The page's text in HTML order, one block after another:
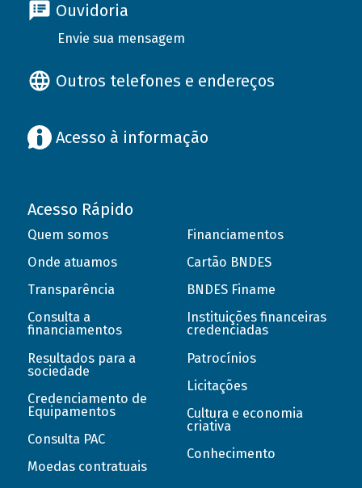
Ouvidoria
Envie sua mensagem
Outros telefones e endereços
Acesso à informação
Acesso Rápido
Quem somos
Onde atuamos
Transparência
Consulta a
financiamentos
Resultados para a
sociedade
Credenciamento de
Equipamentos
Consulta PAC
Moedas contratuais
Financiamentos
Cartão BNDES
BNDES Finame
Instituições financeiras
credenciadas
Patrocínios
Licitações
Cultura e economia
criativa
Conhecimento